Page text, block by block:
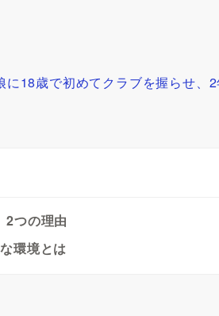
18歳で初めてクラブを握らせ、
2つの理由
環境とは